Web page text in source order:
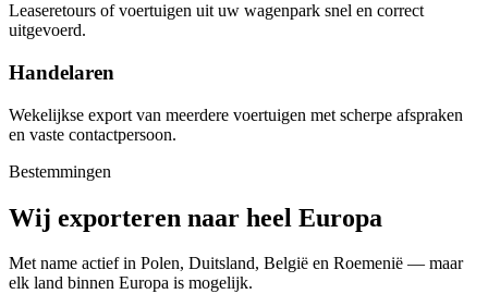
Leaseretours of voertuigen uit uw wagenpark snel en correct
uitgevoerd.
Handelaren
Wekelijkse export van meerdere voertuigen met scherpe afspraken
en vaste contactpersoon.
Bestemmingen
Wij exporteren naar heel Europa
Met name actief in Polen, Duitsland, België en Roemenië — maar
elk land binnen Europa is mogelijk.